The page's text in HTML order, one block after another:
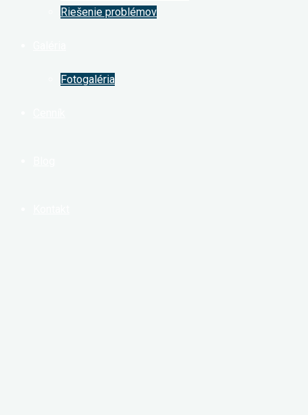
Riešenie problémov
Fotogaléria